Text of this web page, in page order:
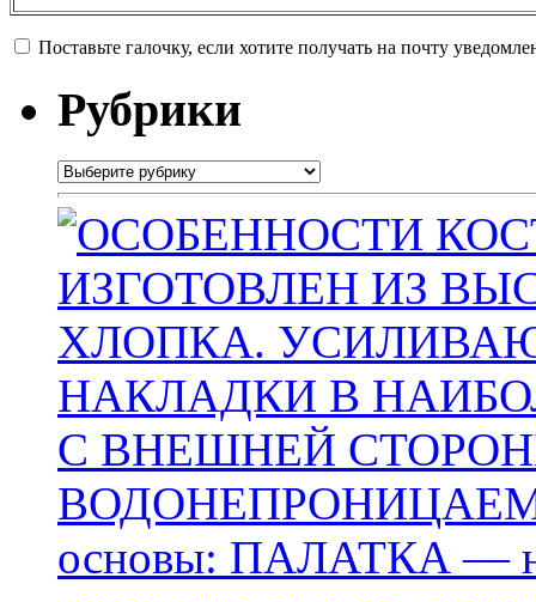
Поставьте галочку, если хотите получать на почту
Рубрики